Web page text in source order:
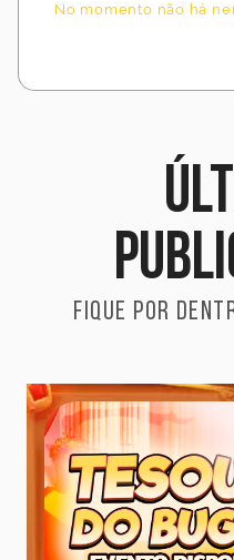
No momento não há
Fique por